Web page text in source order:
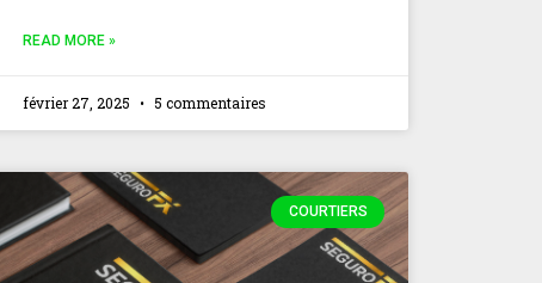
READ MORE »
février 27, 2025 5 commentaires
COURTIERS